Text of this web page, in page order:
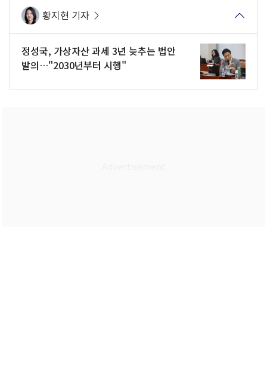
황지현 기자
정성국, 가상자산 과세 3년 늦추는 법안
발의…"2030년부터 시행"